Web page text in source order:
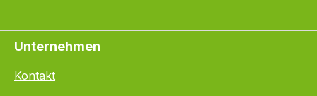
Unternehmen
Kontakt